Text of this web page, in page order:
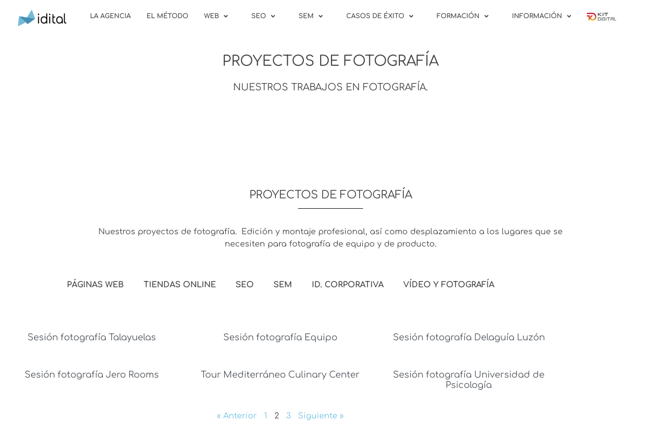
LA AGENCIA EL MÉTODO WEB SEO SEM CASOS DE ÉXITO FORMACIÓN INFORMACIÓN
PROYECTOS DE FOTOGRAFÍA
NUESTROS TRABAJOS EN FOTOGRAFÍA.
PROYECTOS DE FOTOGRAFÍA
Nuestros proyectos de fotografía. Edición y montaje profesional, así como desplazamiento a los lugares que se
necesiten para fotografía de equipo y de producto.
PÁGINAS WEB TIENDAS ONLINE SEO SEM ID. CORPORATIVA VÍDEO Y FOTOGRAFÍA
Sesión fotografía Talayuelas Sesión fotografía Equipo Sesión fotografía Delaguía Luzón
Sesión fotografía Jero Rooms Tour Mediterráneo Culinary Center
Sesión fotografía Universidad de
Psicología
« Anterior 1 2 3 Siguiente »